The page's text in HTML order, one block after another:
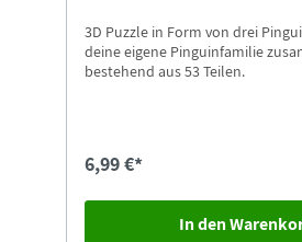
3D Puzzle in Form von drei
deine eigene Pinguinfamilie
bestehend aus 53 Teilen.
6,99 €*
In den